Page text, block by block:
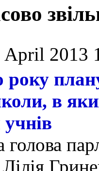
April 2013
року
в
голова
Лілія